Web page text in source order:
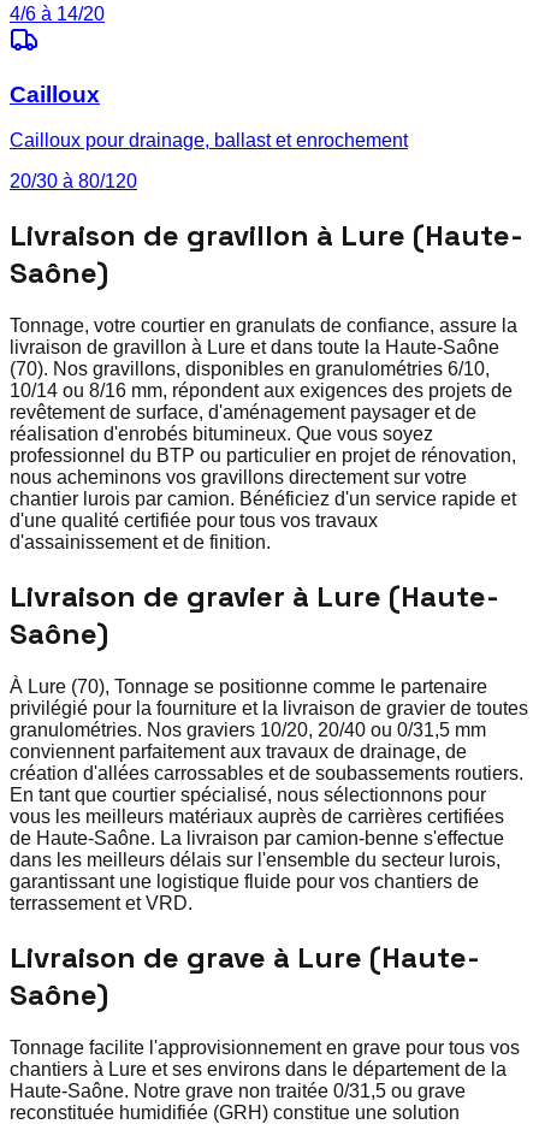
4/6 à 14/20
Cailloux
Cailloux pour drainage, ballast et enrochement
20/30 à 80/120
Livraison de gravillon à Lure (Haute-
Saône)
Tonnage, votre courtier en granulats de confiance, assure la
livraison de gravillon à Lure et dans toute la Haute-Saône
(70). Nos gravillons, disponibles en granulométries 6/10,
10/14 ou 8/16 mm, répondent aux exigences des projets de
revêtement de surface, d'aménagement paysager et de
réalisation d'enrobés bitumineux. Que vous soyez
professionnel du BTP ou particulier en projet de rénovation,
nous acheminons vos gravillons directement sur votre
chantier lurois par camion. Bénéficiez d'un service rapide et
d'une qualité certifiée pour tous vos travaux
d'assainissement et de finition.
Livraison de gravier à Lure (Haute-
Saône)
À Lure (70), Tonnage se positionne comme le partenaire
privilégié pour la fourniture et la livraison de gravier de toutes
granulométries. Nos graviers 10/20, 20/40 ou 0/31,5 mm
conviennent parfaitement aux travaux de drainage, de
création d'allées carrossables et de soubassements routiers.
En tant que courtier spécialisé, nous sélectionnons pour
vous les meilleurs matériaux auprès de carrières certifiées
de Haute-Saône. La livraison par camion-benne s'effectue
dans les meilleurs délais sur l'ensemble du secteur lurois,
garantissant une logistique fluide pour vos chantiers de
terrassement et VRD.
Livraison de grave à Lure (Haute-
Saône)
Tonnage facilite l'approvisionnement en grave pour tous vos
chantiers à Lure et ses environs dans le département de la
Haute-Saône. Notre grave non traitée 0/31,5 ou grave
reconstituée humidifiée (GRH) constitue une solution